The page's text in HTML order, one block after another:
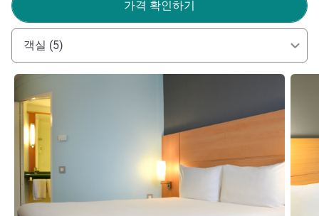
Shopping Centre and with easy access to central London,
it's perfect for shopping, dining, exploring iconic
landmarks, or attending business events.
"At Ibis Thurrock, We pride ourselves on our attention to
detail and personalized service. Whatever your needs may
be, our dedicated team is here to ensure that your stay is
nothing short of perfect."
Suraj Rana 호텔 관리
가격 확인하기
객실 (5)
세부 정보 보기 세부